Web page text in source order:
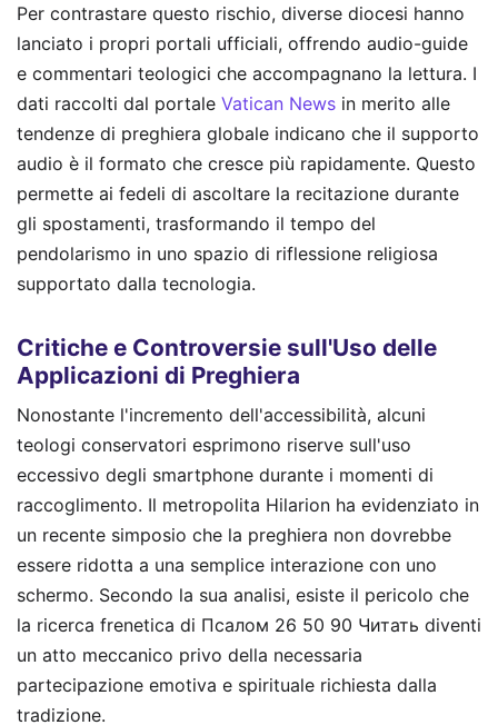
Per contrastare questo rischio, diverse diocesi hanno
lanciato i propri portali ufficiali, offrendo audio-guide
e commentari teologici che accompagnano la lettura. I
dati raccolti dal portale Vatican News in merito alle
tendenze di preghiera globale indicano che il supporto
audio è il formato che cresce più rapidamente. Questo
permette ai fedeli di ascoltare la recitazione durante
gli spostamenti, trasformando il tempo del
pendolarismo in uno spazio di riflessione religiosa
supportato dalla tecnologia.
Critiche e Controversie sull'Uso delle
Applicazioni di Preghiera
Nonostante l'incremento dell'accessibilità, alcuni
teologi conservatori esprimono riserve sull'uso
eccessivo degli smartphone durante i momenti di
raccoglimento. Il metropolita Hilarion ha evidenziato in
un recente simposio che la preghiera non dovrebbe
essere ridotta a una semplice interazione con uno
schermo. Secondo la sua analisi, esiste il pericolo che
la ricerca frenetica di Псалом 26 50 90 Читать diventi
un atto meccanico privo della necessaria
partecipazione emotiva e spirituale richiesta dalla
tradizione.